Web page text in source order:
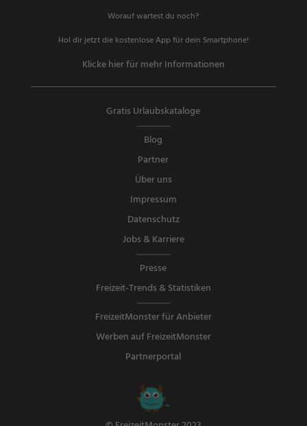
Worauf wartest du noch?
Hol dir jetzt die kostenlose App für dein Smartphone!
Klicke hier für mehr Informationen
Gratis Urlaubskataloge
Blog
Partner
Über uns
Impressum
Datenschutz
Jobs & Karriere
Presse
Freizeit-Trends & Statistiken
FreizeitMonster für Anbieter
Werben auf FreizeitMonster
Partnerportal